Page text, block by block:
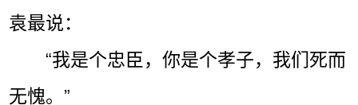
袁最说：
“我是个忠臣，你是个孝子，我们死而
无愧。”